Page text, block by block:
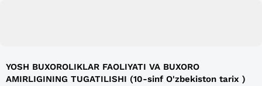
YOSH BUXOROLIKLAR FAOLIYATI VA BUXORO
AMIRLIGINING TUGATILISHI (10-sinf O'zbekiston tarix )